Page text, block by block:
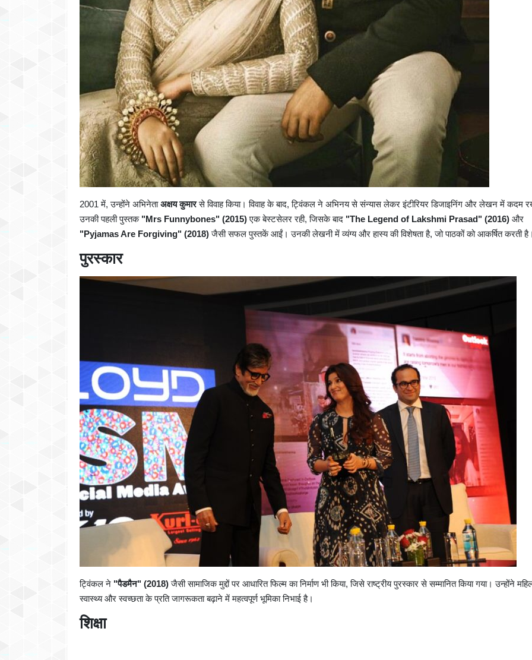
2001 में, उन्होंने अभिनेताअक्षय कुमारसे विवाह किया। विवाह के बाद, ट्विंकल ने अभिनय से संन्यास लेकर इंटीरियर डिजाइनिंग और लेखन में कदम
उनकी पहली पुस्तक "Mrs Funnybones" (2015)एक बेस्टसेलर रही, जिसके बाद "The Legend of Lakshmi Prasad" (2016) और
"Pyjamas Are Forgiving" (2018)जैसी सफल पुस्तकें आईं। उनकी लेखनी में व्यंग्य और हास्य की विशेषता है, जो पाठकों को आकर्षित करती
पुरस्कार
ट्विंकल ने "पैडमैन" (2018)जैसी सामाजिक मुद्दों पर आधारित फिल्म का निर्माण भी किया, जिसे राष्ट्रीय पुरस्कार से सम्मानित किया गया। उन्होंने
स्वास्थ्य और स्वच्छता के प्रति जागरूकता बढ़ाने में महत्वपूर्ण भूमिका निभाई है।
शिक्षा